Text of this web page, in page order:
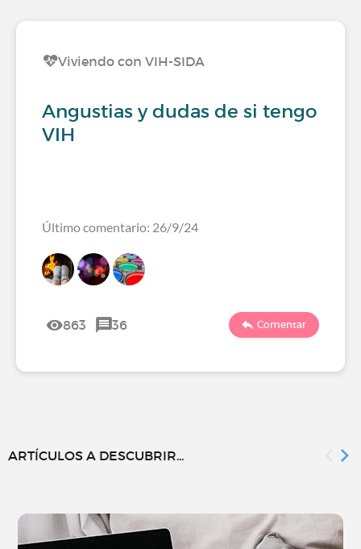
Viviendo con VIH-SIDA
Angustias y dudas de si tengo
VIH
Último comentario: 26/9/24
863 36 Comentar
ARTÍCULOS A DESCUBRIR...